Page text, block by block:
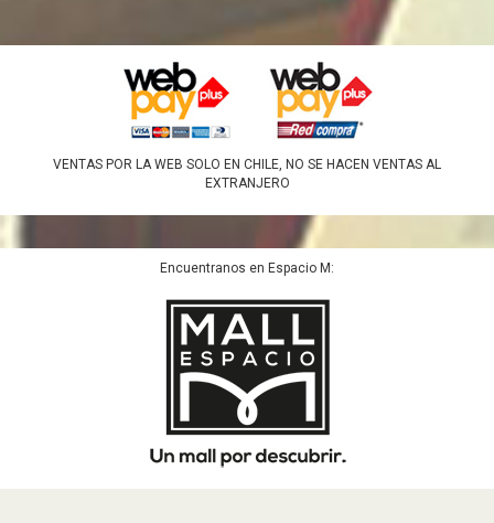
VENTAS POR LA WEB SOLO EN CHILE, NO SE HACEN VENTAS AL
EXTRANJERO
Encuentranos en Espacio M: